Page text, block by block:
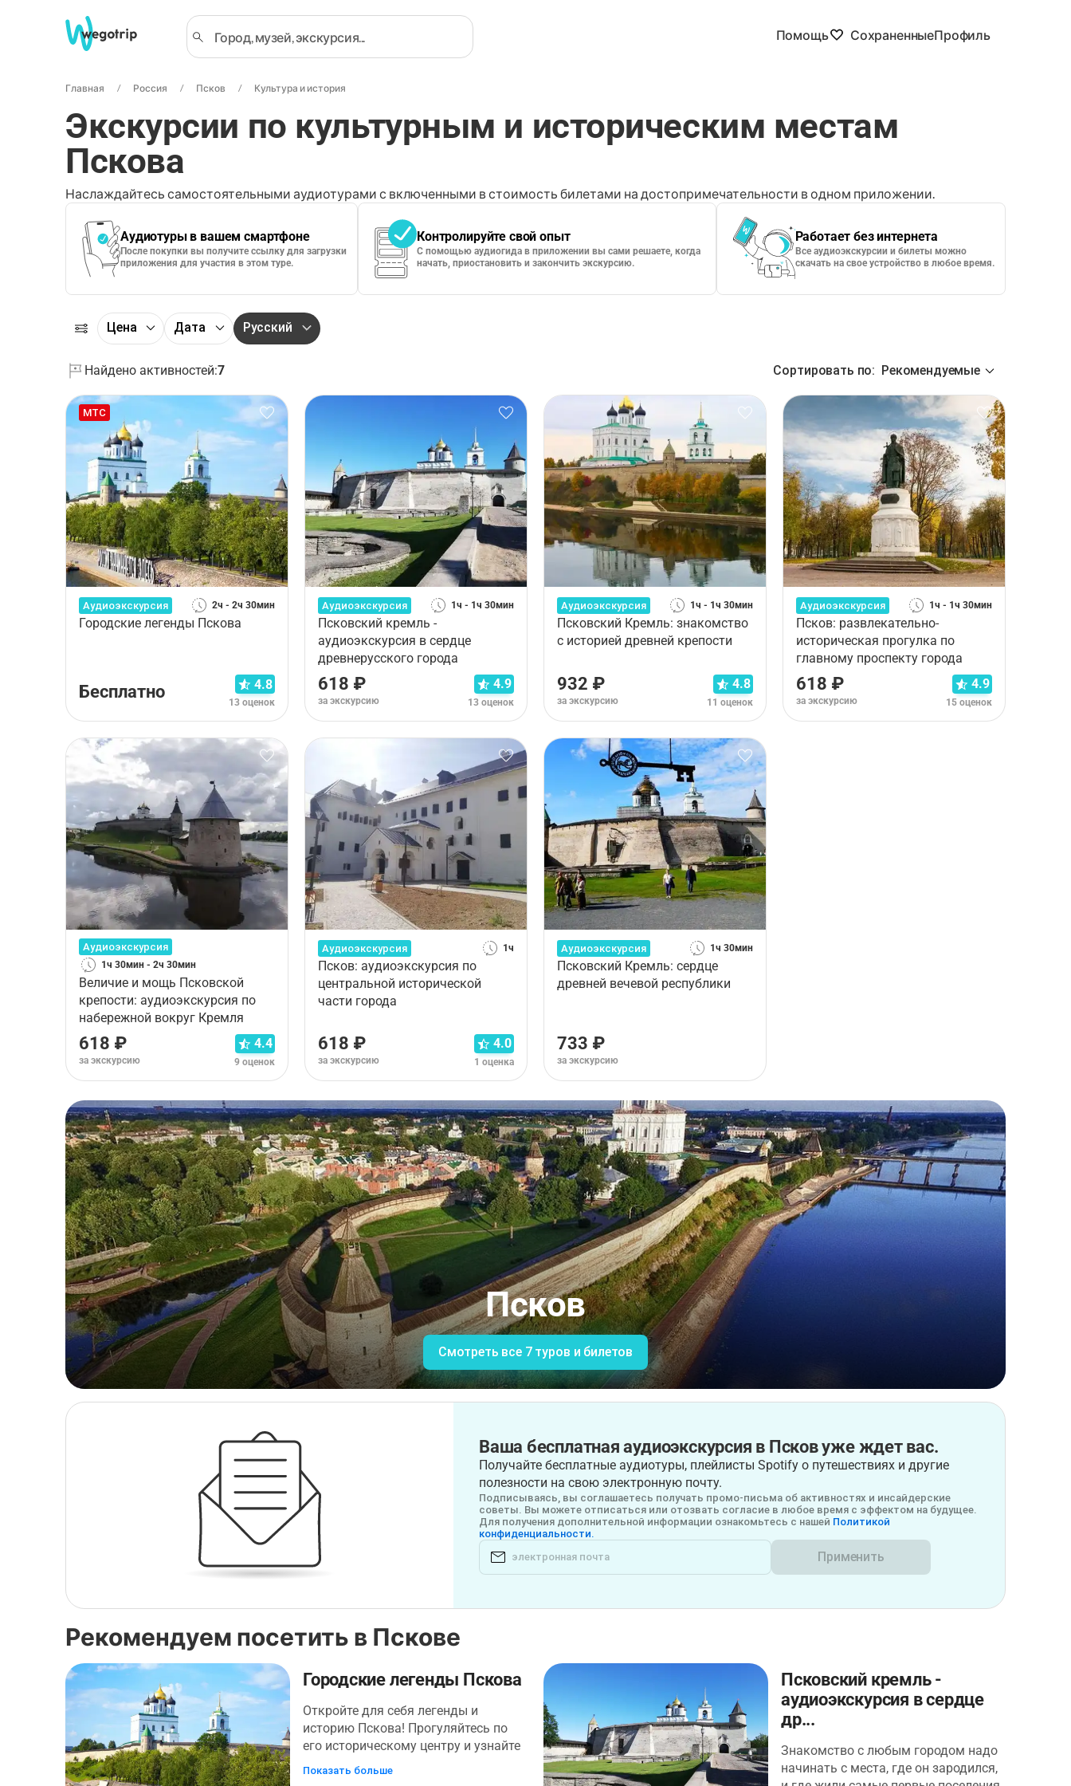
Помощь СохраненныеПрофиль
Главная Россия Псков Культура и история
Экскурсии по культурным и историческим местам
Пскова
Наслаждайтесь самостоятельными аудиотурами с включенными в стоимость билетами на достопримечательности в одном приложении.
Аудиотуры в вашем смартфоне
После покупки вы получите ссылку для загрузки
приложения для участия в этом туре.
Контролируйте свой опыт
С помощью аудиогида в приложении вы сами решаете, когда
начать, приостановить и закончить экскурсию.
Работает без интернета
Все аудиоэкскурсии и билеты можно
скачать на свое устройство в любое время.
Цена Дата Русский
Найдено активностей:7 Сортировать по: Рекомендуемые
МТС
Аудиоэкскурсия 2ч - 2ч 30мин
Городские легенды Пскова
Бесплатно 4.8
13 оценок
Аудиоэкскурсия 1ч - 1ч 30мин
Псковский кремль -
аудиоэкскурсия в сердце
древнерусского города
618 ₽
за экскурсию
4.9
13 оценок
Аудиоэкскурсия 1ч - 1ч 30мин
Псковский Кремль: знакомство
с историей древней крепости
932 ₽
за экскурсию
4.8
11 оценок
Аудиоэкскурсия 1ч - 1ч 30мин
Псков: развлекательно-
историческая прогулка по
главному проспекту города
618 ₽
за экскурсию
4.9
15 оценок
Аудиоэкскурсия
1ч 30мин - 2ч 30мин
Величие и мощь Псковской
крепости: аудиоэкскурсия по
набережной вокруг Кремля
618 ₽
за экскурсию
4.4
9 оценок
Аудиоэкскурсия 1ч
Псков: аудиоэкскурсия по
центральной исторической
части города
618 ₽
за экскурсию
4.0
1 оценка
Аудиоэкскурсия 1ч 30мин
Псковский Кремль: сердце
древней вечевой республики
733 ₽
за экскурсию
Псков
Смотреть все 7 туров и билетов
Ваша бесплатная аудиоэкскурсия в Псков уже ждет вас.
Получайте бесплатные аудиотуры, плейлисты Spotify о путешествиях и другие
полезности на свою электронную почту.
Подписываясь, вы соглашаетесь получать промо-письма об активностях и инсайдерские
советы. Вы можете отписаться или отозвать согласие в любое время с эффектом на будущее.
Для получения дополнительной информации ознакомьтесь с нашей Политикой
конфиденциальности.
Применить
Рекомендуем посетить в Пскове
Городские легенды Пскова
Откройте для себя легенды и
историю Пскова! Прогуляйтесь по
его историческому центру и узнайте
тайны, которые хранит в себе город.
Показать больше
Псковский кремль -
аудиоэкскурсия в сердце
др...
Знакомство с любым городом надо
начинать с места, где он зародился,